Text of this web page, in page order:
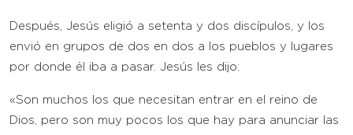
Después, Jesús eligió a setenta y dos discípulos, y los
envió en grupos de dos en dos a los pueblos y lugares
por donde él iba a pasar. Jesús les dijo:
«Son muchos los que necesitan entrar en el reino de
Dios, pero son muy pocos los que hay para anunciar las